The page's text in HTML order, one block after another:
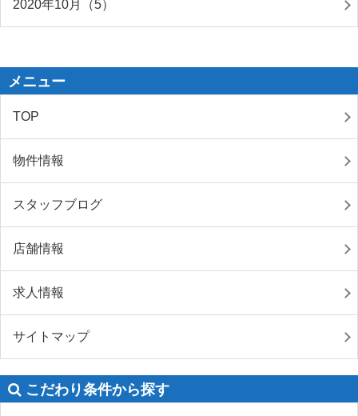
2020年10月（5）
メニュー
TOP
物件情報
スタッフブログ
店舗情報
求人情報
サイトマップ
こだわり条件から探す